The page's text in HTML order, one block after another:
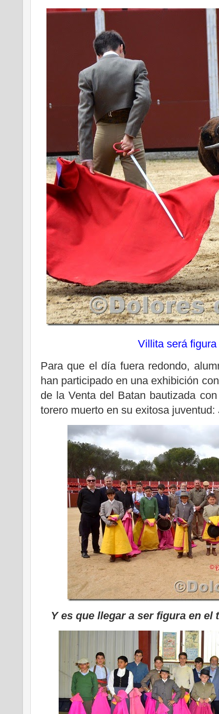
Villita será
Para que el día fuera redondo,
han participado en una exhibición
de la Venta del Batan bautizada
torero muerto en su exitosa juventud:
Y es que llegar a ser figura en